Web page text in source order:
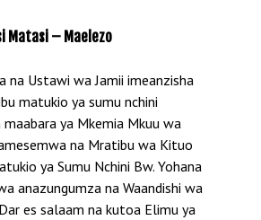
Matasi – Maelezo
na Ustawi wa Jamii imeanzisha
matukio ya sumu nchini
ya Mkemia Mkuu wa
na Mratibu wa Kituo
ya Sumu Nchini Bw. Yohana
anazungumza na Waandishi wa
es salaam na kutoa Elimu ya